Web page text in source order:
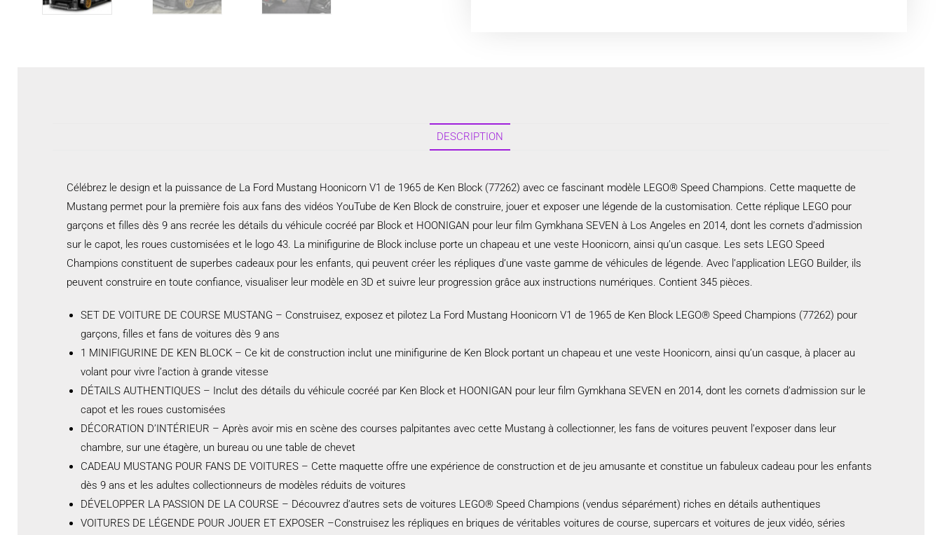
DESCRIPTION
Célébrez le design et la puissance de La Ford Mustang Hoonicorn V1 de 1965 de Ken Block (77262) avec ce fascinant modèle LEGO® Speed Champions. Cette maquette de
Mustang permet pour la première fois aux fans des vidéos YouTube de Ken Block de construire, jouer et exposer une légende de la customisation. Cette réplique LEGO pour
garçons et filles dès 9 ans recrée les détails du véhicule cocréé par Block et HOONIGAN pour leur film Gymkhana SEVEN à Los Angeles en 2014, dont les cornets d’admission
sur le capot, les roues customisées et le logo 43. La minifigurine de Block incluse porte un chapeau et une veste Hoonicorn, ainsi qu’un casque. Les sets LEGO Speed
Champions constituent de superbes cadeaux pour les enfants, qui peuvent créer les répliques d’une vaste gamme de véhicules de légende. Avec l’application LEGO Builder, ils
peuvent construire en toute confiance, visualiser leur modèle en 3D et suivre leur progression grâce aux instructions numériques. Contient 345 pièces.
SET DE VOITURE DE COURSE MUSTANG – Construisez, exposez et pilotez La Ford Mustang Hoonicorn V1 de 1965 de Ken Block LEGO® Speed Champions (77262) pour
garçons, filles et fans de voitures dès 9 ans
1 MINIFIGURINE DE KEN BLOCK – Ce kit de construction inclut une minifigurine de Ken Block portant un chapeau et une veste Hoonicorn, ainsi qu’un casque, à placer au
volant pour vivre l’action à grande vitesse
DÉTAILS AUTHENTIQUES – Inclut des détails du véhicule cocréé par Ken Block et HOONIGAN pour leur film Gymkhana SEVEN en 2014, dont les cornets d’admission sur le
capot et les roues customisées
DÉCORATION D’INTÉRIEUR – Après avoir mis en scène des courses palpitantes avec cette Mustang à collectionner, les fans de voitures peuvent l’exposer dans leur
chambre, sur une étagère, un bureau ou une table de chevet
CADEAU MUSTANG POUR FANS DE VOITURES – Cette maquette offre une expérience de construction et de jeu amusante et constitue un fabuleux cadeau pour les enfants
dès 9 ans et les adultes collectionneurs de modèles réduits de voitures
DÉVELOPPER LA PASSION DE LA COURSE – Découvrez d’autres sets de voitures LEGO® Speed Champions (vendus séparément) riches en détails authentiques
VOITURES DE LÉGENDE POUR JOUER ET EXPOSER –Construisez les répliques en briques de véritables voitures de course, supercars et voitures de jeux vidéo, séries